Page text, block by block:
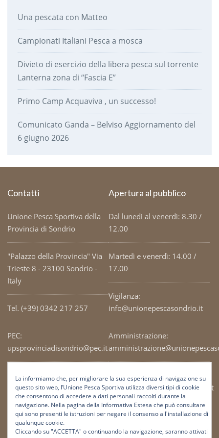
Una pescata con Matteo
Campionati Italiani Pesca a mosca
Divieto di esercizio della libera pesca sul torrente
Lanterna zona di “Fascia E”
Primo Camp Acquaviva , un successo!
Comunicato Ganda – Belviso Aggiornamento del
6 giugno 2026
Contatti
Unione Pesca Sportiva della
Provincia di Sondrio
"Palazzo della Provincia" Via
Trieste 8 - 23100 Sondrio -
Italy
Tel. (+39) 0342 217 257
PEC:
upsprovinciadisondrio@pec.it
Codice Fiscale: 93003690141
Apertura al pubblico
Dal lunedì al venerdì: 8.30 /
12.00
Martedì e venerdì: 14.00 /
17.00
Vigilanza:
info@unionepescasondrio.it
Amministrazione:
Ufficio tecnico:
tecnico@unionepescasondrio.it
Informazioni:
info@unionepescasondrio.it
La informiamo che, per migliorare la sua esperienza di navigazione su
questo sito web, l’Unione Pesca Sportiva utilizza diversi tipi di cookie
che consentono di accedere a dati personali raccolti durante la
navigazione. Nella pagina della Informativa Estesa che può consultare
qui sono presenti le istruzioni per negare il consenso all'installazione di
qualunque cookie.
Cliccando su "ACCETTA" o continuando la navigazione, saranno attivati